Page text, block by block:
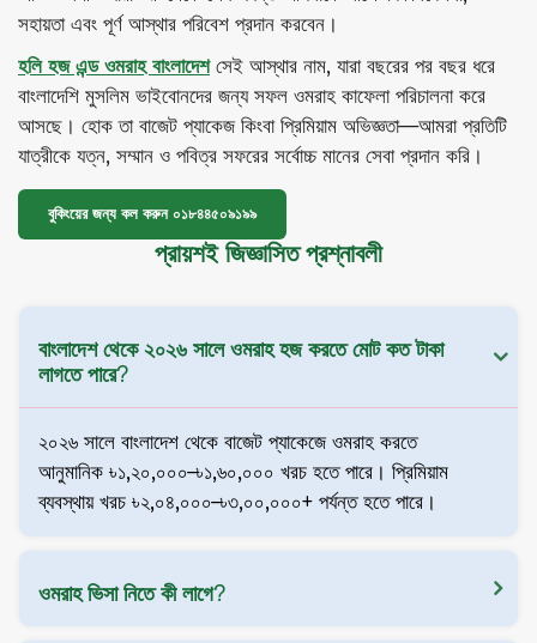
সহায়তা এবং পূর্ণ আস্থার পরিবেশ প্রদান করবেন।
হলি হজ এন্ড ওমরাহ বাংলাদেশসেই আস্থার নাম, যারা বছরের পর বছর ধরে
বাংলাদেশি মুসলিম ভাইবোনদের জন্য সফল ওমরাহ কাফেলা পরিচালনা করে
আসছে। হোক তা বাজেট প্যাকেজ কিংবা প্রিমিয়াম অভিজ্ঞতা—আমরা প্রতিটি
যাত্রীকে যত্ন, সম্মান ও পবিত্র সফরের সর্বোচ্চ মানের সেবা প্রদান করি।
বুকিংয়ের জন্য কল করুন ০১৮৪৪৫০৯১৯৯
প্রায়শই জিজ্ঞাসিত প্রশ্নাবলী
বাংলাদেশ থেকে ২০২৬ সালে ওমরাহ হজ করতে মোট কত টাকা
লাগতে পারে?
২০২৬ সালে বাংলাদেশ থেকে বাজেট প্যাকেজে ওমরাহ করতে
আনুমানিক ৳১,২০,০০০–৳১,৬০,০০০ খরচ হতে পারে। প্রিমিয়াম
ব্যবস্থায় খরচ ৳২,০৪,০০০–৳৩,০০,০০০+ পর্যন্ত হতে পারে।
ওমরাহ ভিসা নিতে কী লাগে?